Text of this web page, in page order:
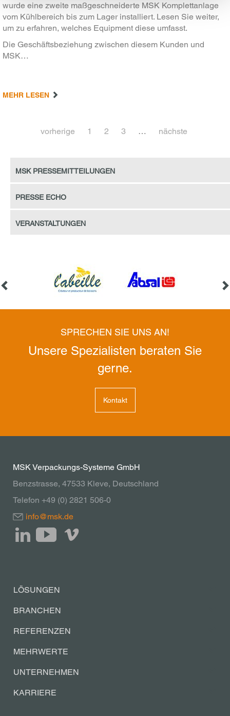
wurde eine zweite maßgeschneiderte MSK Komplettanlage
vom Kühlbereich bis zum Lager installiert. Lesen Sie weiter,
um zu erfahren, welches Equipment diese umfasst.
Die Geschäftsbeziehung zwischen diesem Kunden und
MSK…
MEHR LESEN
vorherige 1 2 3 … nächste
MSK Pressemitteilungen
Presse Echo
Veranstaltungen
SPRECHEN SIE UNS AN!
Unsere Spezialisten beraten Sie
gerne.
Kontakt
MSK Verpackungs-Systeme GmbH
Benzstrasse, 47533 Kleve, Deutschland
Telefon +49 (0) 2821 506-0
info@msk.de
LÖSUNGEN
BRANCHEN
REFERENZEN
MEHRWERTE
UNTERNEHMEN
KARRIERE